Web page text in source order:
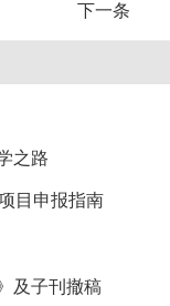
下一条
之路
目申报指南
及子刊撤稿